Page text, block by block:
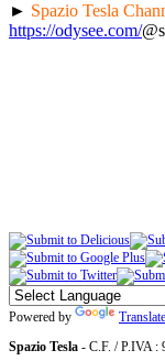
► Spazio Tesla
https://odysee.com/
Powered by
Translate
Spazio Tesla - C.F. / P.IVA :